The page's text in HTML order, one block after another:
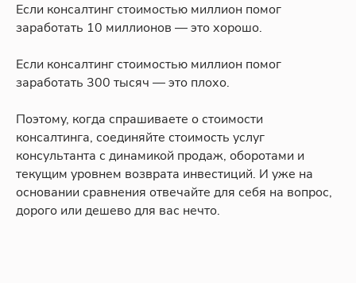
Если консалтинг стоимостью миллион помог
заработать 10 миллионов — это хорошо.
Если консалтинг стоимостью миллион помог
заработать 300 тысяч — это плохо.
Поэтому, когда спрашиваете о стоимости
консалтинга, соединяйте стоимость услуг
консультанта с динамикой продаж, оборотами и
текущим уровнем возврата инвестиций. И уже на
основании сравнения отвечайте для себя на вопрос,
дорого или дешево для вас нечто.